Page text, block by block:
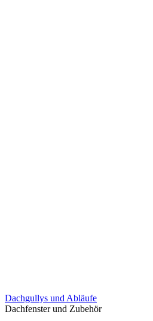
Dachgullys und Abläufe
Dachfenster und Zubehör